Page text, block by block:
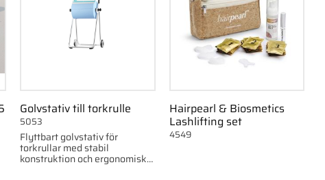
Golvstativ till torkrulle
Flyttbart golvstativ för
torkrullar med stabil
konstruktion och ergonomisk
5053
Hairpearl & Biosmetics
Lashlifting set
4549